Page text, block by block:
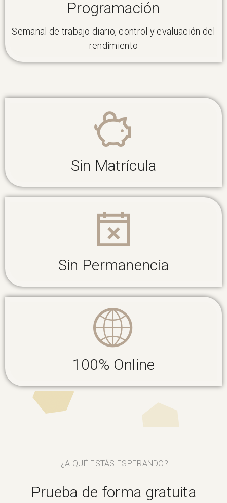
Programación
Semanal de trabajo diario, control y evaluación del
rendimiento
Sin Matrícula
Sin Permanencia
100% Online
¿A QUÉ ESTÁS ESPERANDO?
Prueba de forma gratuita